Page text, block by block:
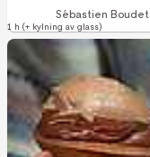
Sébastien Boudet
1 h (+ kylning av glass)